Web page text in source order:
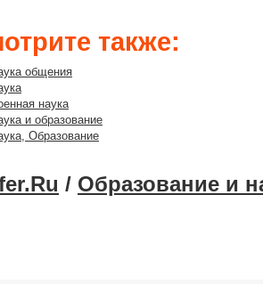
также:
общения
наука
и образование
Образование
/ Образование и